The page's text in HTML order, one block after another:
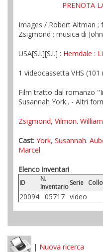
PRENOTA
Images / Robert Altman ;
Zsigmond ; musica di
USA[S.l.][S.l.] : Hemdale :
1 videocassetta VHS
Film tratto dal romanzo
Susannah York.. - Altri
Zsigmond, Vilmon.
Cast: York, Susannah.
Marcel.
Elenco inventari
ID
N.
InventarioSerie
20094 05717 video
| Nuova ricerca